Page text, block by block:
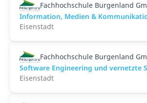
Fachhochschule Burgenland
Information, Medien &
Eisenstadt
Fachhochschule Burgenland
Software Engineering und vernetzte
Eisenstadt